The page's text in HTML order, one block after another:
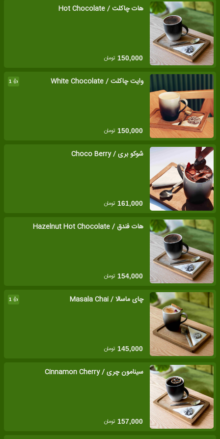
هات چاکلت / Hot Chocolate
150,000 تومان
👍
1 وایت چاکلت / White Chocolate
150,000 تومان
شوکو بری / Choco Berry
161,000 تومان
هات فندق / Hazelnut Hot Chocolate
154,000 تومان
👍
1 چای ماسالا / Masala Chai
145,000 تومان
سینامون چری / Cinnamon Cherry
157,000 تومان